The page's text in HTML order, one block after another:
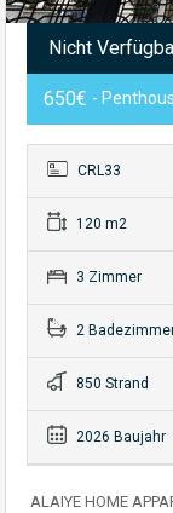
Nicht
650€ -
CRL33
120 m2
3 Zimmer
2
850 Strand
2026 Baujahr
ALAIYE HOME